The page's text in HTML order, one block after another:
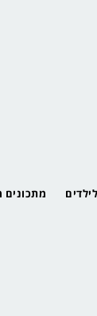
מתכונים